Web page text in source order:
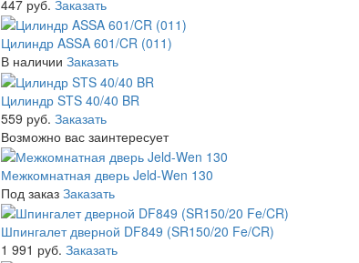
447 руб. Заказать
Цилиндр ASSA 601/CR (011)
В наличии Заказать
Цилиндр STS 40/40 BR
559 руб. Заказать
Возможно вас заинтересует
Межкомнатная дверь Jeld-Wen 130
Под заказ Заказать
Шпингалет дверной DF849 (SR150/20 Fe/CR)
1 991 руб. Заказать